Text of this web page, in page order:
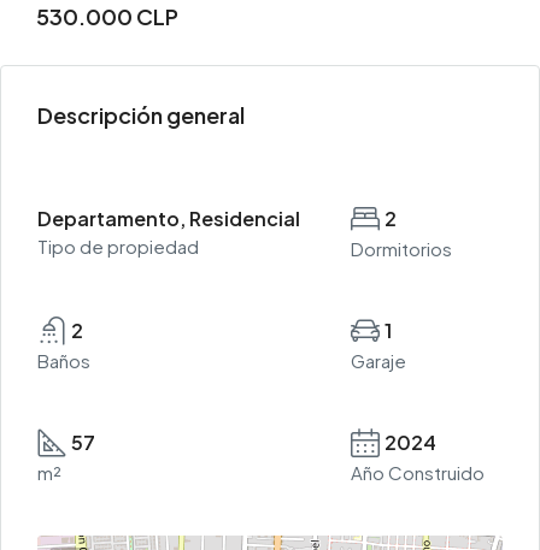
530.000 CLP
Descripción general
Departamento, Residencial
Tipo de propiedad
2
Dormitorios
2
Baños
1
Garaje
57
m²
2024
Año Construido